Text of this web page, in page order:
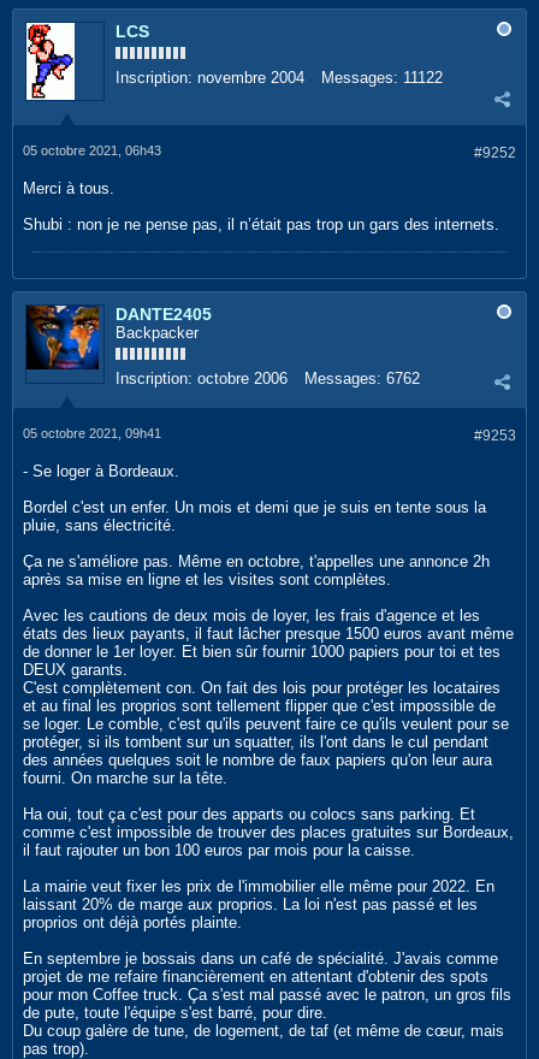
LCS
Inscription: novembre 2004 Messages: 11122
#9252
05 octobre 2021, 06h43
Merci à tous.
Shubi : non je ne pense pas, il n’était pas trop un gars des internets.
DANTE2405
Backpacker
Inscription: octobre 2006 Messages: 6762
#9253
05 octobre 2021, 09h41
- Se loger à Bordeaux.
Bordel c'est un enfer. Un mois et demi que je suis en tente sous la
pluie, sans électricité.
Ça ne s'améliore pas. Même en octobre, t'appelles une annonce 2h
après sa mise en ligne et les visites sont complètes.
Avec les cautions de deux mois de loyer, les frais d'agence et les
états des lieux payants, il faut lâcher presque 1500 euros avant même
de donner le 1er loyer. Et bien sûr fournir 1000 papiers pour toi et tes
DEUX garants.
C'est complètement con. On fait des lois pour protéger les locataires
et au final les proprios sont tellement flipper que c'est impossible de
se loger. Le comble, c'est qu'ils peuvent faire ce qu'ils veulent pour se
protéger, si ils tombent sur un squatter, ils l'ont dans le cul pendant
des années quelques soit le nombre de faux papiers qu'on leur aura
fourni. On marche sur la tête.
Ha oui, tout ça c'est pour des apparts ou colocs sans parking. Et
comme c'est impossible de trouver des places gratuites sur Bordeaux,
il faut rajouter un bon 100 euros par mois pour la caisse.
La mairie veut fixer les prix de l'immobilier elle même pour 2022. En
laissant 20% de marge aux proprios. La loi n'est pas passé et les
proprios ont déjà portés plainte.
En septembre je bossais dans un café de spécialité. J'avais comme
projet de me refaire financièrement en attentant d'obtenir des spots
pour mon Coffee truck. Ça s'est mal passé avec le patron, un gros fils
de pute, toute l'équipe s'est barré, pour dire.
Du coup galère de tune, de logement, de taf (et même de cœur, mais
pas trop).